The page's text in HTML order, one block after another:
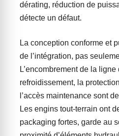
dérating, réduction de
détecte un défaut.
La conception conforme et
de l’intégration, pas
L’encombrement de la
refroidissement, la
l’accès maintenance sont
Les engins tout-terrain ont
packaging fortes, garde au